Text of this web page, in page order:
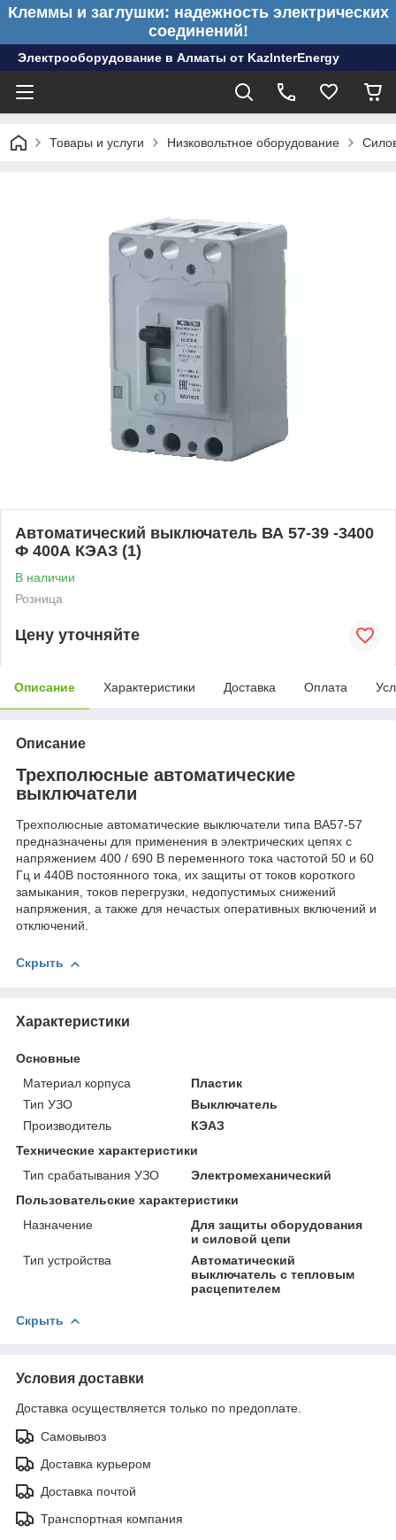
Клеммы и заглушки: надежность электрических
соединений!
Электрооборудование в Алматы от KazInterEnergy
Товары и услуги Низковольтное оборудование
Автоматический выключатель ВА 57-39 -3400
Ф 400А КЭАЗ (1)
В наличии
Розница
Цену уточняйте
Описание Характеристики Доставка Оплата
Описание
Трехполюсные автоматические
выключатели
Трехполюсные автоматические выключатели типа ВА57-57
предназначены для применения в электрических цепях с
напряжением 400 / 690 В переменного тока частотой 50 и 60
Гц и 440В постоянного тока, их защиты от токов короткого
замыкания, токов перегрузки, недопустимых снижений
напряжения, а также для нечастых оперативных включений и
отключений.
Скрыть
Характеристики
Основные
Материал корпуса
Пластик
Тип УЗО
Выключатель
Производитель
КЭАЗ
Технические характеристики
Тип срабатывания УЗО
Электромеханический
Пользовательские характеристики
Назначение
Для защиты оборудования
и силовой цепи
Тип устройства
Автоматический
выключатель с тепловым
расцепителем
Скрыть
Условия доставки
Доставка осуществляется только по предоплате.
Самовывоз
Доставка курьером
Доставка почтой
Транспортная компания